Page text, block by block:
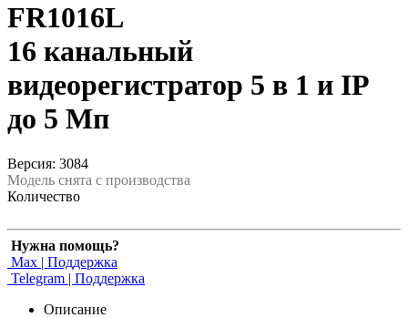
FR1016L
16 канальный
видеорегистратор 5 в 1 и IP
до 5 Мп
Версия: 3084
Модель снята с производства
Количество
Нужна помощь?
Max | Поддержка
Telegram | Поддержка
Описание